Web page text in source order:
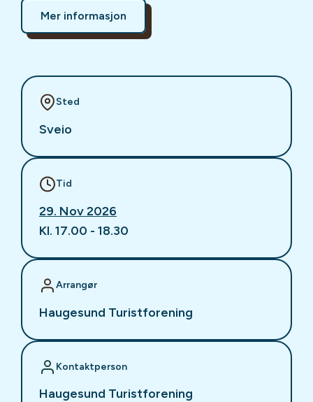
Mer informasjon
Sted
Sveio
Tid
29. Nov 2026
Kl. 17.00 - 18.30
Arrangør
Haugesund Turistforening
Kontaktperson
Haugesund Turistforening